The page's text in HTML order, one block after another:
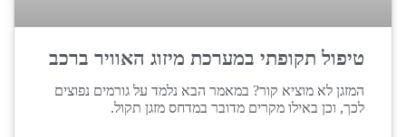
טיפול תקופתי במערכת מיזוג האוויר ברכב
המזגן לא מוציא קור? במאמר הבא נלמד על גורמים נפוצים
לכך, וכן באילו מקרים מדובר במדחס מזגן תקול.